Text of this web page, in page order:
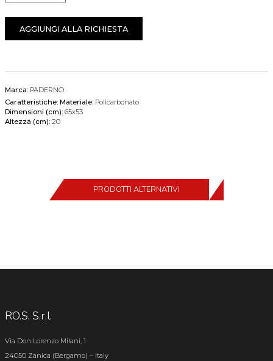
AGGIUNGI ALLA RICHIESTA
Marca: PADERNO
Caratteristiche: Materiale: Policarbonato
Dimensioni (cm): 65x53
Altezza (cm): 20
PRODOTTI ALTERNATIVI
RO.S. S.r.l.
Via Don Lorenzo Milani, 1
24050 Zanica (Bergamo) – Italy